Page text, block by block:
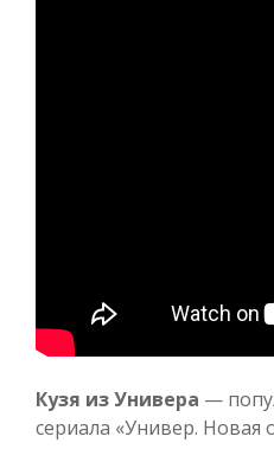
Кузя из Универа —
сериала «Универ. Новая